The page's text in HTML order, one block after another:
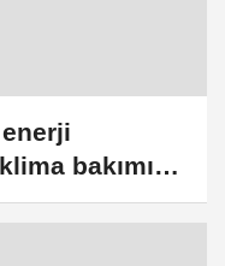
bakımı